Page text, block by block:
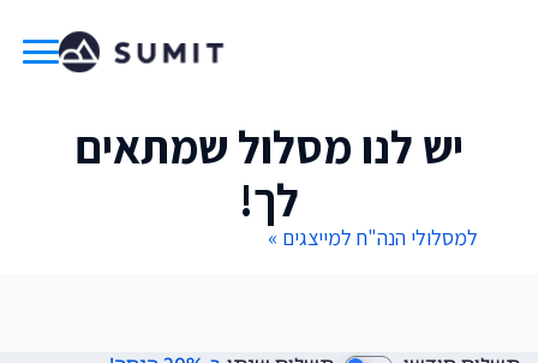
יש לנו מסלול שמתאים
לך!
למסלולי הנה"ח למייצגים »